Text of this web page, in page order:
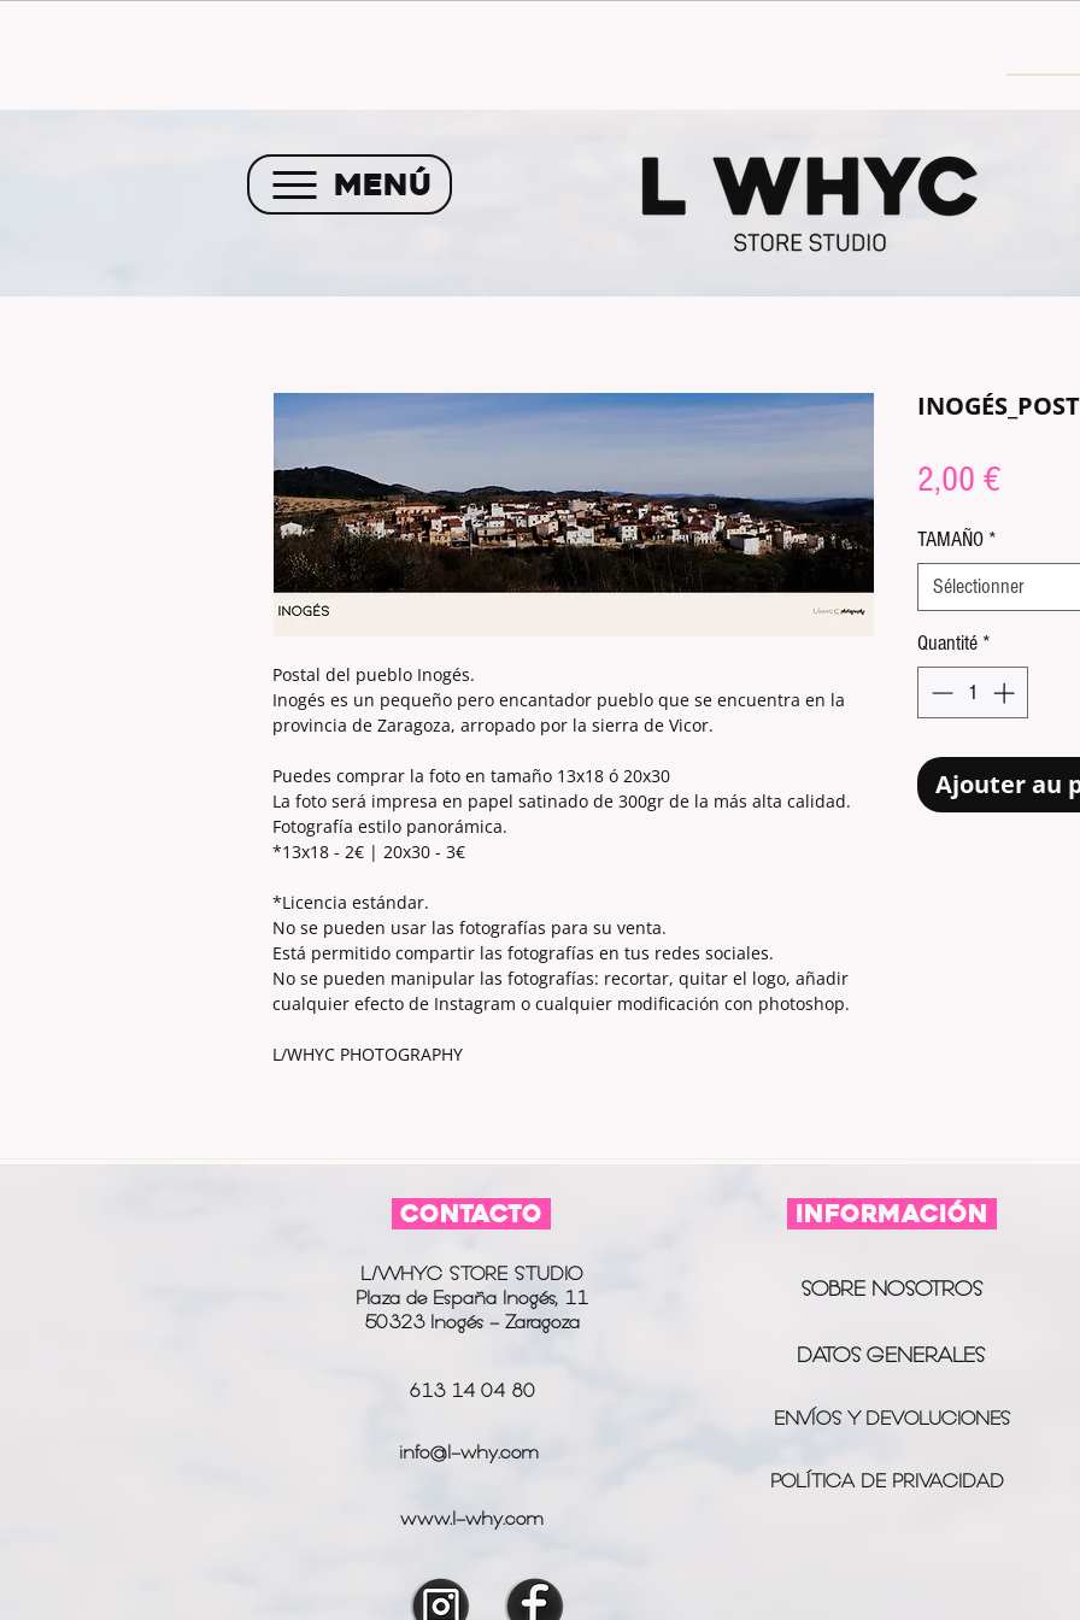
Postal del pueblo Inogés.
Inogés es un pequeño pero encantador pueblo que se encuentra en la
provincia de Zaragoza, arropado por la sierra de Vicor.
Puedes comprar la foto en tamaño 13x18 ó 20x30
La foto será impresa en papel satinado de 300gr de la más alta calidad.
Fotografía estilo panorámica.
*13x18 - 2€ | 20x30 - 3€
*Licencia estándar.
No se pueden usar las fotografías para su venta.
Está permitido compartir las fotografías en tus redes sociales.
No se pueden manipular las fotografías: recortar, quitar el logo, añadir
cualquier efecto de Instagram o cualquier modificación con photoshop.
L/WHYC PHOTOGRAPHY
2,00 €Prix
TAMAÑO *
Sélectionner
Quantité *
Ajouter au
CONTACTO
L/WHYC STORE STUDIO
Plaza de España Inogés, 11
50323 Inogés - Zaragoza
613 14 04 80
información
SOBRE NOSOTROS
DATOS GENERALES
ENVÍOS Y DEVOLUCIONES
info@l-why.com
POLÍTICA DE PRIVACIDAD
www.l-why.com
MENÚ